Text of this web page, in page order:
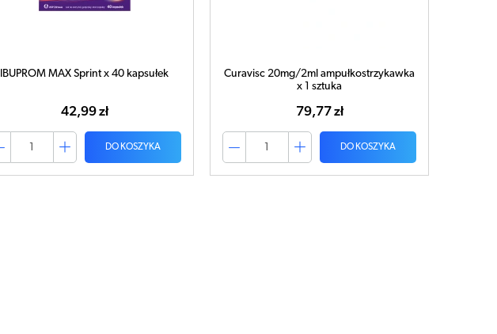
IBUPROM MAX Sprint x 40 kapsułek
42,99 zł
DO KOSZYKA
Curavisc 20mg/2ml ampułkostrzykawka
x 1 sztuka
79,77 zł
DO KOSZYKA